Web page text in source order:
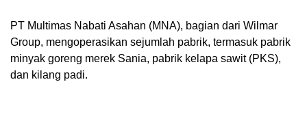
PT Multimas Nabati Asahan (MNA), bagian dari Wilmar
Group, mengoperasikan sejumlah pabrik, termasuk pabrik
minyak goreng merek Sania, pabrik kelapa sawit (PKS),
dan kilang padi.